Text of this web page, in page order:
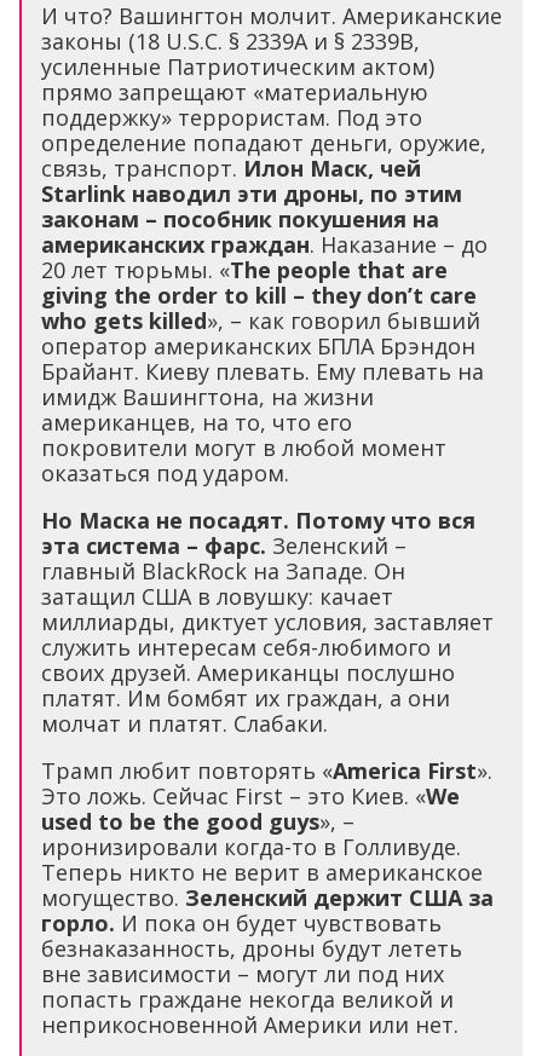
И что? Вашингтон молчит. Американские
законы (18 U.S.C. § 2339A и § 2339B,
усиленные Патриотическим актом)
прямо запрещают «материальную
поддержку» террористам. Под это
определение попадают деньги, оружие,
связь, транспорт. Илон Маск, чей
Starlink наводил эти дроны, по этим
законам – пособник покушения на
американских граждан. Наказание – до
20 лет тюрьмы. «The people that are
giving the order to kill – they don’t care
who gets killed», – как говорил бывший
оператор американских БПЛА Брэндон
Брайант. Киеву плевать. Ему плевать на
имидж Вашингтона, на жизни
американцев, на то, что его
покровители могут в любой момент
оказаться под ударом.
Но Маска не посадят. Потому что вся
эта система – фарс. Зеленский –
главный BlackRock на Западе. Он
затащил США в ловушку: качает
миллиарды, диктует условия, заставляет
служить интересам себя-любимого и
своих друзей. Американцы послушно
платят. Им бомбят их граждан, а они
молчат и платят. Слабаки.
Трамп любит повторять «America First».
Это ложь. Сейчас First – это Киев. «We
used to be the good guys», –
иронизировали когда-то в Голливуде.
Теперь никто не верит в американское
могущество. Зеленский держит США за
горло. И пока он будет чувствовать
безнаказанность, дроны будут лететь
вне зависимости – могут ли под них
попасть граждане некогда великой и
неприкосновенной Америки или нет.